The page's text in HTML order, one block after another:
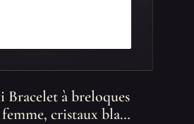
Bracelet à breloques
cristaux bla…